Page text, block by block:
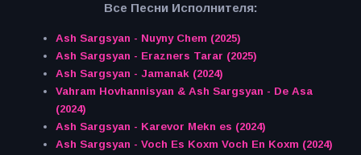
Все Песни Исполнителя:
Ash Sargsyan - Nuyny Chem (2025)
Ash Sargsyan - Erazners Tarar (2025)
Ash Sargsyan - Jamanak (2024)
Vahram Hovhannisyan & Ash Sargsyan - De Asa
(2024)
Ash Sargsyan - Karevor Mekn es (2024)
Ash Sargsyan - Voch Es Koxm Voch En Koxm (2024)